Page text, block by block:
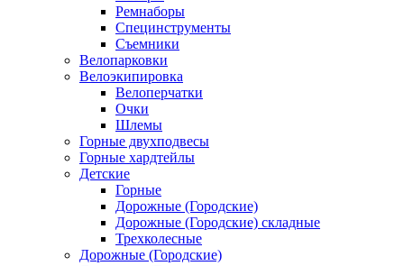
Ремнаборы
Специнструменты
Съемники
Велопарковки
Велоэкипировка
Велоперчатки
Очки
Шлемы
Горные двухподвесы
Горные хардтейлы
Детские
Горные
Дорожные (Городские)
Дорожные (Городские) складные
Трехколесные
Дорожные (Городские)